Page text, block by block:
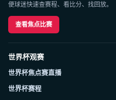
便球迷快速查赛程、看比分、找回放。
查看焦点比赛
世界杯观赛
世界杯焦点赛直播
世界杯赛程